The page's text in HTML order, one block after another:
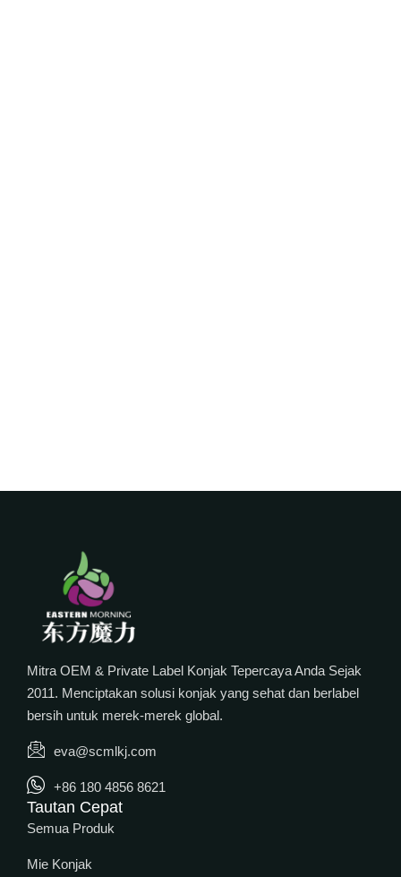
Mitra OEM & Private Label Konjak Tepercaya Anda Sejak
2011. Menciptakan solusi konjak yang sehat dan berlabel
bersih untuk merek-merek global.
eva@scmlkj.com
+86 180 4856 8621
Tautan Cepat
Semua Produk
Mie Konjak